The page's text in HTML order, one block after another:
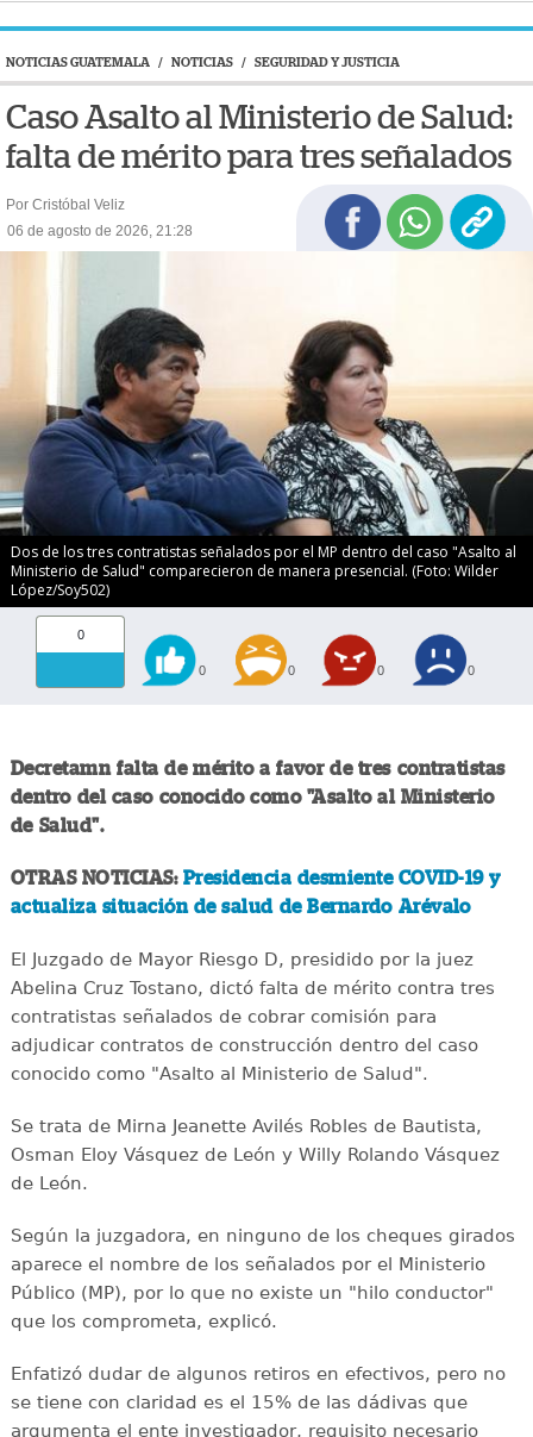
NOTICIAS GUATEMALA / NOTICIAS / SEGURIDAD Y JUSTICIA
Caso Asalto al Ministerio de Salud:
falta de mérito para tres señalados
Por Cristóbal Veliz
06 de agosto de 2026, 21:28
Dos de los tres contratistas señalados por el MP dentro del caso "Asalto al
Ministerio de Salud" comparecieron de manera presencial. (Foto: Wilder
López/Soy502)
0
0 0 0 0
Decretamn falta de mérito a favor de tres contratistas
dentro del caso conocido como "Asalto al Ministerio
de Salud".
OTRAS NOTICIAS: Presidencia desmiente COVID-19 y
actualiza situación de salud de Bernardo Arévalo
El Juzgado de Mayor Riesgo D, presidido por la juez
Abelina Cruz Tostano, dictó falta de mérito contra tres
contratistas señalados de cobrar comisión para
adjudicar contratos de construcción dentro del caso
conocido como "Asalto al Ministerio de Salud".
Se trata de Mirna Jeanette Avilés Robles de Bautista,
Osman Eloy Vásquez de León y Willy Rolando Vásquez
de León.
Según la juzgadora, en ninguno de los cheques girados
aparece el nombre de los señalados por el Ministerio
Público (MP), por lo que no existe un "hilo conductor"
que los comprometa, explicó.
Enfatizó dudar de algunos retiros en efectivos, pero no
se tiene con claridad es el 15% de las dádivas que
argumenta el ente investigador, requisito necesario